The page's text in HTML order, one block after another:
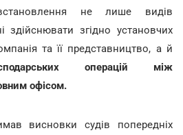
не лише видів
здійснювати згідно установчих
та її представництво, а й
операцій між
офісом.
висновки судів попередніх